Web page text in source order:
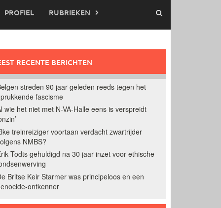
PROFIEL RUBRIEKEN
RECENTE BERICHTEN
streden 90 jaar geleden reeds tegen het
fascisme
wie het niet met N-VA-Halle eens is verspreidt
treinreiziger voortaan verdacht zwartrijder
NMBS?
Todts gehuldigd na 30 jaar inzet voor ethische
Britse Keir Starmer was principeloos en een
ontkenner